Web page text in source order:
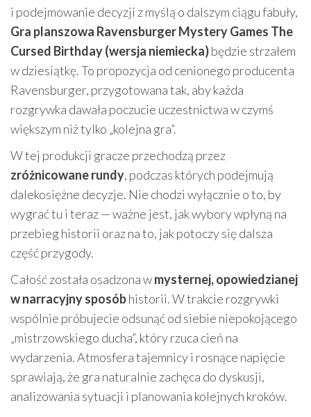
i podejmowanie decyzji z myślą o dalszym ciągu fabuły,
Gra planszowa Ravensburger Mystery Games The
Cursed Birthday (wersja niemiecka)będzie strzałem
w dziesiątkę. To propozycja od cenionego producenta
Ravensburger, przygotowana tak, aby każda
rozgrywka dawała poczucie uczestnictwa w czymś
większym niż tylko „kolejna gra”.
W tej produkcji gracze przechodzą przez
zróżnicowane rundy, podczas których podejmują
dalekosiężne decyzje. Nie chodzi wyłącznie o to, by
wygrać tu i teraz — ważne jest, jak wybory wpłyną na
przebieg historii oraz na to, jak potoczy się dalsza
część przygody.
Całość została osadzona wmysternej, opowiedzianej
w narracyjny sposóbhistorii. W trakcie rozgrywki
wspólnie próbujecie odsunąć od siebie niepokojącego
„mistrzowskiego ducha”, który rzuca cień na
wydarzenia. Atmosfera tajemnicy i rosnące napięcie
sprawiają, że gra naturalnie zachęca do dyskusji,
analizowania sytuacji i planowania kolejnych kroków.